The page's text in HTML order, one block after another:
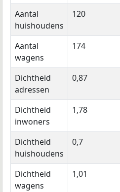
Aantal
huishoudens
120
Aantal
wagens
174
Dichtheid
adressen
0,87
Dichtheid
inwoners
1,78
Dichtheid
huishoudens
0,7
Dichtheid
wagens
1,01